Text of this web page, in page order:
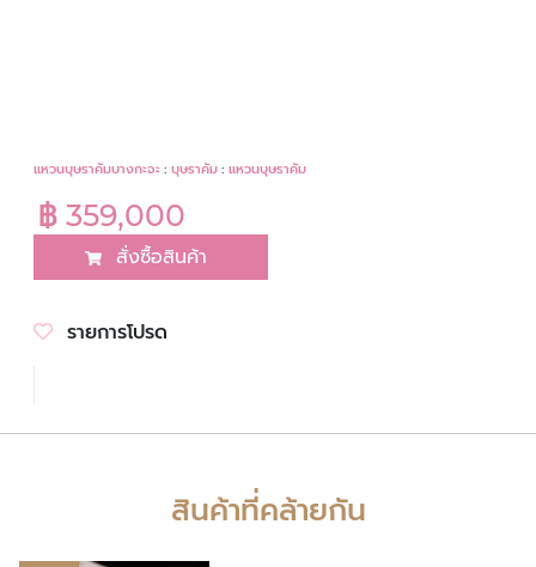
แหวนบุษราคัมบางกะจะ : บุษราคัม : แหวนบุษราคัม
฿ 359,000
สั่งซื้อสินค้า
รายการโปรด
สินค้าที่คล้ายกัน